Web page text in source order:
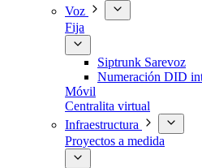
Voz
Fija
Siptrunk Sarevoz
Numeración DID
Móvil
Centralita virtual
Infraestructura
Proyectos a medida